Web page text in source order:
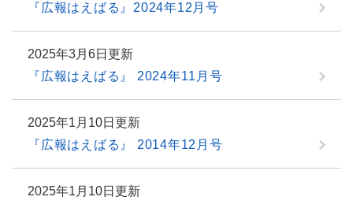
『広報はえばる』2024年12月号
2025年3月6日更新
『広報はえばる』 2024年11月号
2025年1月10日更新
『広報はえばる』 2014年12月号
2025年1月10日更新